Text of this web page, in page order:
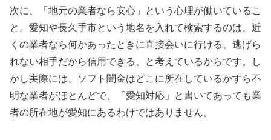
次に、「地元の業者なら安心」という心理が働いているこ
と。愛知や長久手市という地名を入れて検索するのは、近
くの業者なら何かあったときに直接会いに行ける、逃げら
れない相手だから信用できる、と考えているからです。し
かし実際には、ソフト闇金はどこに所在しているかすら不
明な業者がほとんどで、「愛知対応」と書いてあっても業
者の所在地が愛知にあるわけではありません。